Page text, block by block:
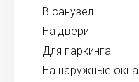
В санузел
На двери
Для паркинга
На наружные окна